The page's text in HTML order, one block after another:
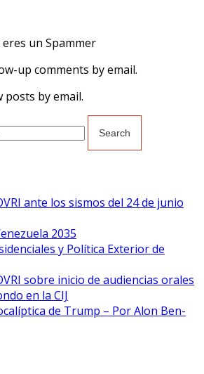
un Spammer
up comments by email.
by email.
ante los sismos del 24 de junio
2035
y Política Exterior de
sobre inicio de audiencias orales
en la CIJ
de Trump – Por Alon Ben-